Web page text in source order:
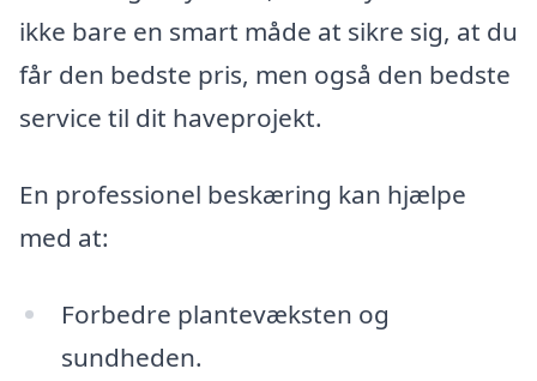
ikke bare en smart måde at sikre sig, at du
får den bedste pris, men også den bedste
service til dit haveprojekt.
En professionel beskæring kan hjælpe
med at:
Forbedre plantevæksten og
sundheden.